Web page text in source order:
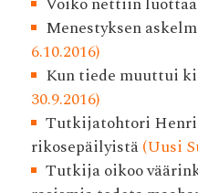
Menestyksen
6.10.2016)
Kun tiede muuttui
30.9.2016)
Tutkijatohtori
rikosepäilyistä(Uusi
Tutkija oikoo